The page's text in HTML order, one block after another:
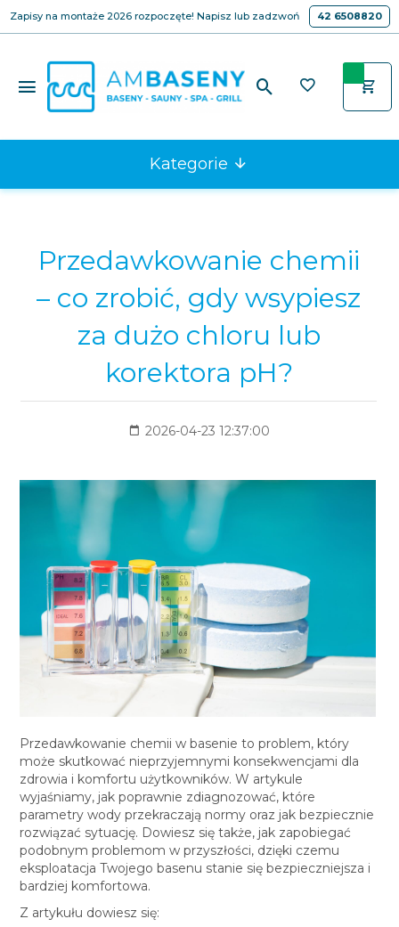
Zapisy na montaże 2026 rozpoczęte! Napisz lub zadzwoń 42 6508820
Kategorie
Przedawkowanie chemii
– co zrobić, gdy wsypiesz
za dużo chloru lub
korektora pH?
2026-04-23 12:37:00
Przedawkowanie chemii w basenie to problem, który
może skutkować nieprzyjemnymi konsekwencjami dla
zdrowia i komfortu użytkowników. W artykule
wyjaśniamy, jak poprawnie zdiagnozować, które
parametry wody przekraczają normy oraz jak bezpiecznie
rozwiązać sytuację. Dowiesz się także, jak zapobiegać
podobnym problemom w przyszłości, dzięki czemu
eksploatacja Twojego basenu stanie się bezpieczniejsza i
bardziej komfortowa.
Z artykułu dowiesz się: